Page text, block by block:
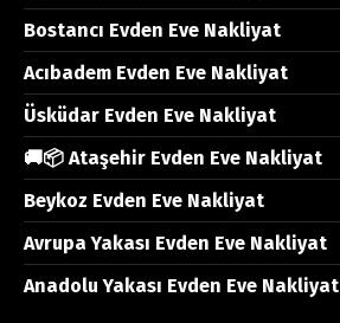
Bostancı Evden Eve Nakliyat
Acıbadem Evden Eve Nakliyat
Üsküdar Evden Eve Nakliyat
🚚📦 Ataşehir Evden Eve Nakliyat
Beykoz Evden Eve Nakliyat
Avrupa Yakası Evden Eve Nakliyat
Anadolu Yakası Evden Eve Nakliyat